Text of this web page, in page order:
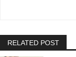
RELATED POST